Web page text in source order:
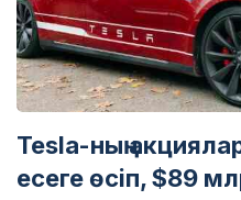
Tesla-ның
есеге өсіп, $89